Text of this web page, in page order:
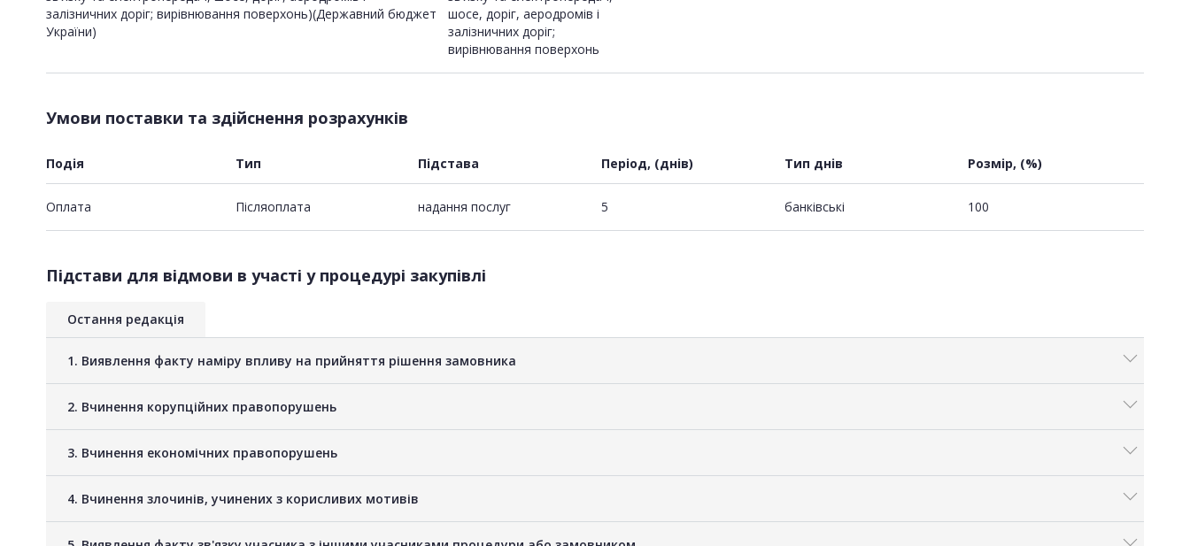
залізничних доріг; вирівнювання поверхонь)(Державний бюджет
України)
шосе, доріг, аеродромів і
залізничних доріг;
вирівнювання поверхонь
Умови поставки та здійснення розрахунків
Подія Тип Підстава Період, (днів) Тип днів Розмір, (%)
Оплата Пiсляоплата надання послуг 5 банківські 100
Підстави для відмови в участі у процедурі закупівлі
Остання редакція
1. Виявлення факту наміру впливу на прийняття рішення замовника
2. Вчинення корупційних правопорушень
3. Вчинення економічних правопорушень
4. Вчинення злочинів, учинених з корисливих мотивів